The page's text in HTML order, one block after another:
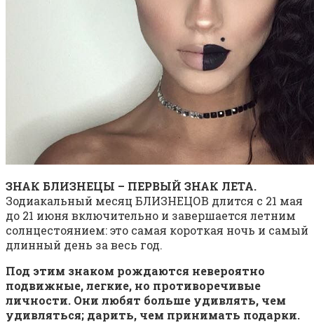
ЗНАК БЛИЗНЕЦЫ – ПЕРВЫЙ ЗНАК ЛЕТА.
Зодиакальный месяц БЛИЗНЕЦОВ длится с 21 мая
до 21 июня включительно и завершается летним
солнцестоянием: это самая короткая ночь и самый
длинный день за весь год.
Под этим знаком рождаются невероятно
подвижные, легкие, но противоречивые
личности. Они любят больше удивлять, чем
удивляться; дарить, чем принимать подарки.